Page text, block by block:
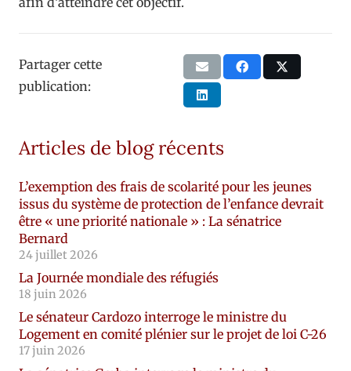
Partager cette
publication:
Articles de blog récents
L’exemption des frais de scolarité pour les jeunes
issus du système de protection de l’enfance devrait
être « une priorité nationale » : La sénatrice
Bernard
24 juillet 2026
La Journée mondiale des réfugiés
18 juin 2026
Le sénateur Cardozo interroge le ministre du
Logement en comité plénier sur le projet de loi C-26
17 juin 2026